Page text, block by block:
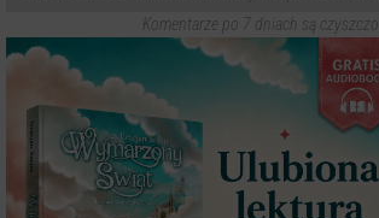
Komentarze po 7 dniach są